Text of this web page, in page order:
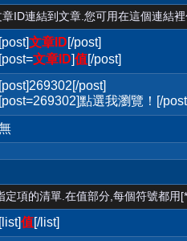
ID連結到文章.您可用在這個連結
[post]文章ID[/post]
[post=文章ID]值[/post]
[post]269302[/post]
[post=269302]點選我瀏覽！[/
定項的清單.在值部分,每個符號都用
[list]值[/list]